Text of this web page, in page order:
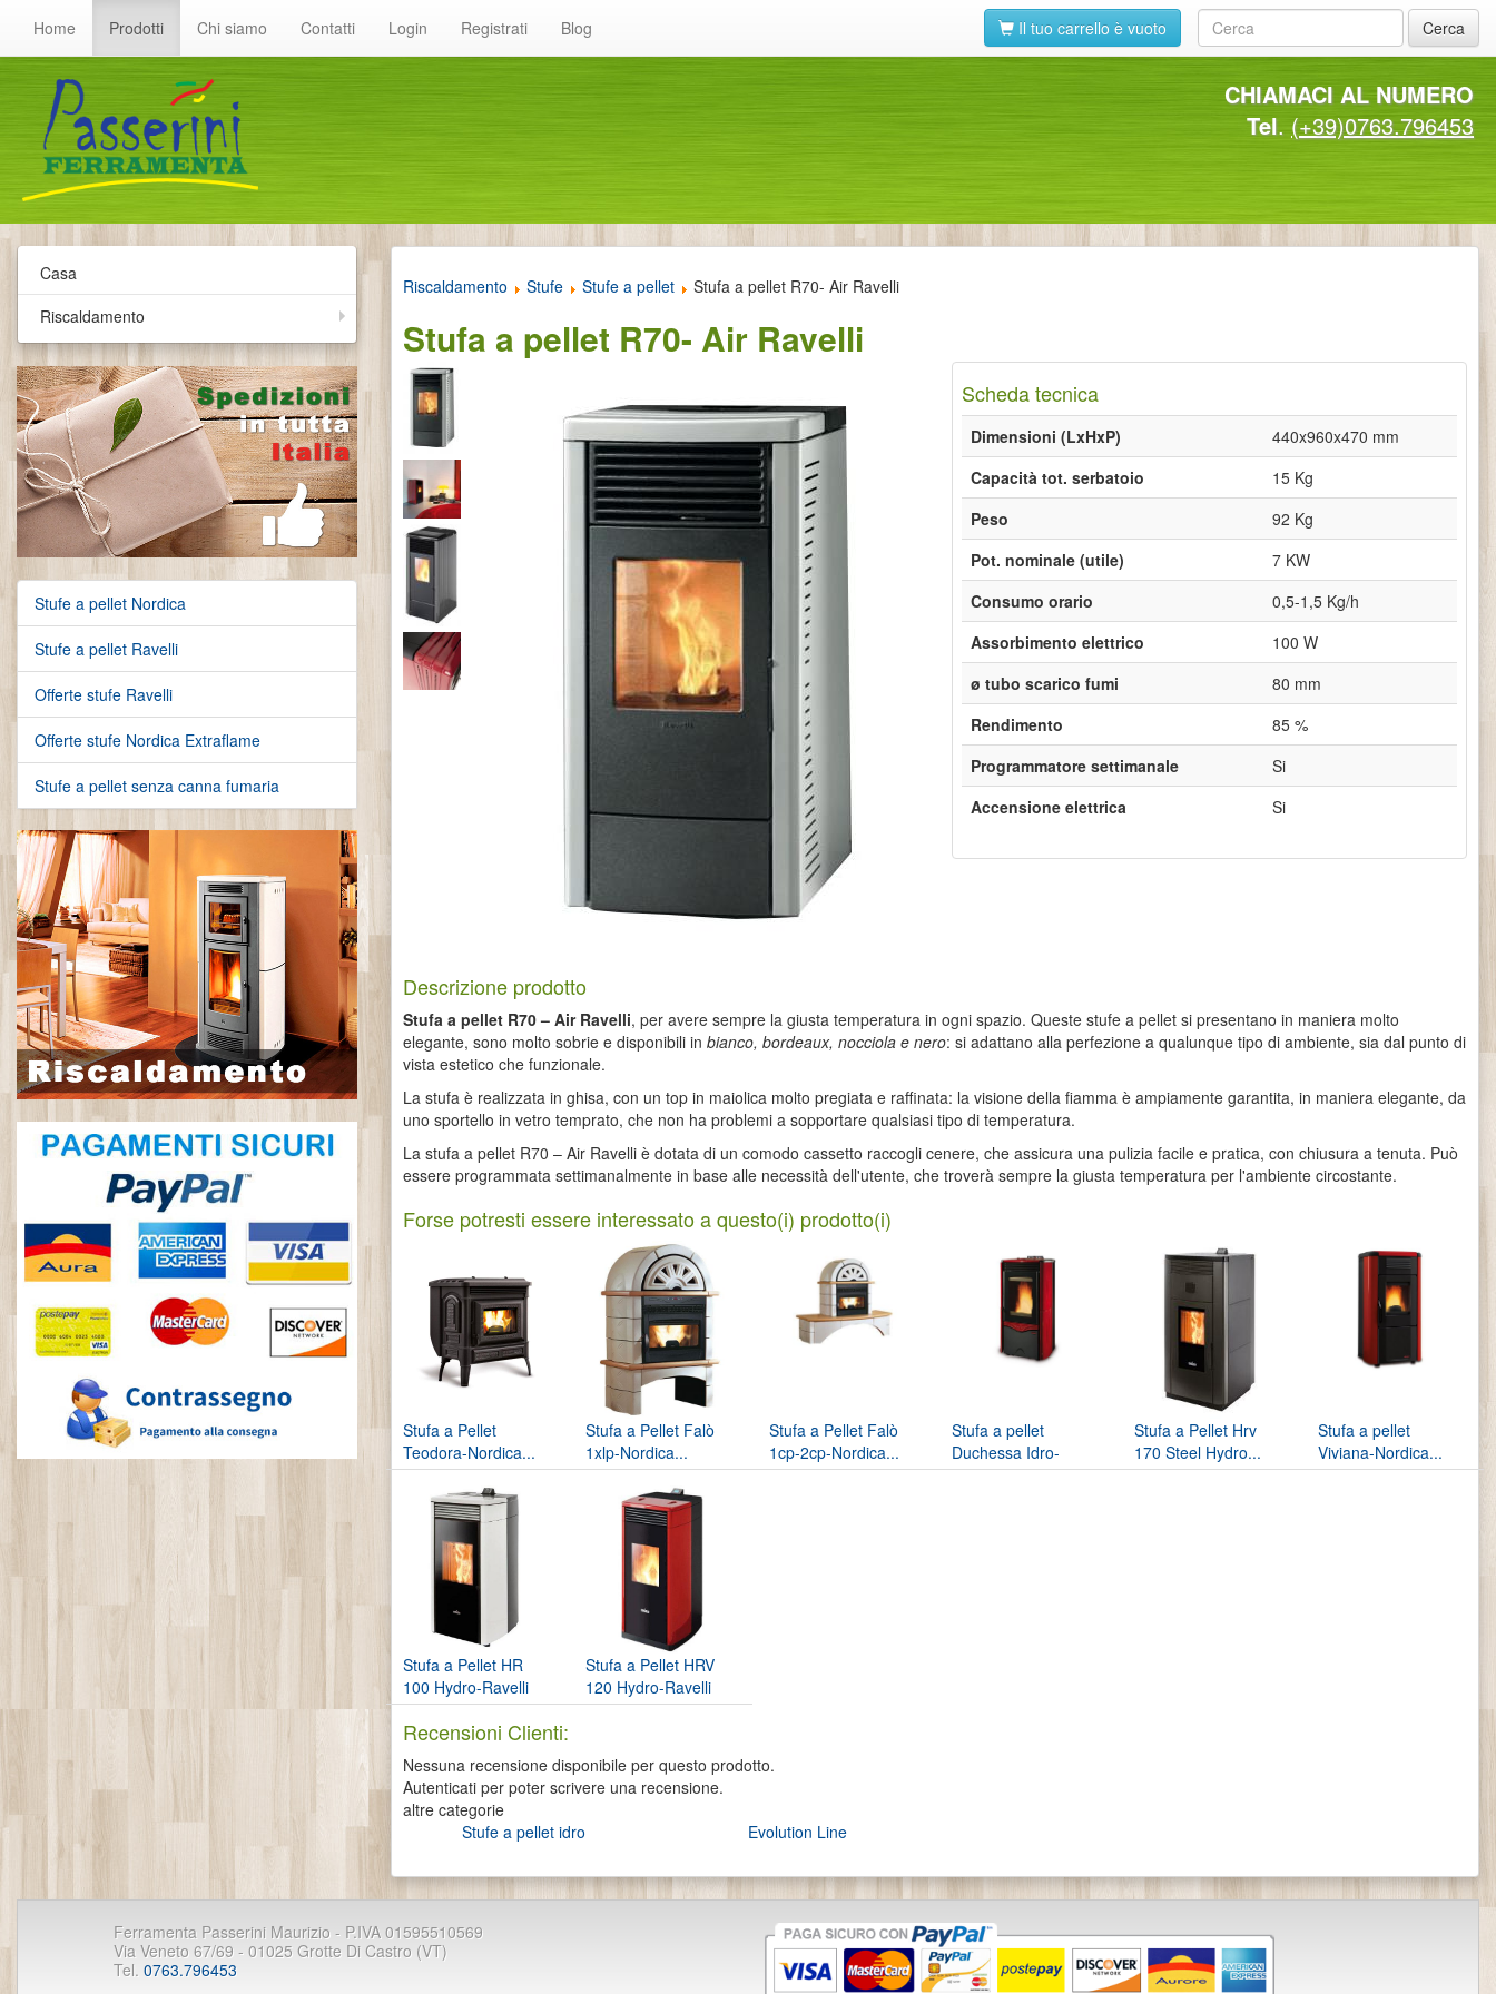
Cerca
Home Prodotti Chi siamo Contatti Login Registrati Blog Il tuo carrello è vuoto
CHIAMACI AL NUMERO
Tel. (+39)0763.796453
Casa
Riscaldamento
Stufe a pellet Nordica
Stufe a pellet Ravelli
Offerte stufe Ravelli
Offerte stufe Nordica Extraflame
Stufe a pellet senza canna fumaria
Riscaldamento Stufe Stufe a pellet Stufa a pellet R70- Air Ravelli
Stufa a pellet R70- Air Ravelli
Scheda tecnica
Dimensioni (LxHxP)
440x960x470 mm
Capacità tot. serbatoio
15 Kg
Peso
92 Kg
Pot. nominale (utile)
7 KW
Consumo orario
0,5-1,5 Kg/h
Assorbimento elettrico
100 W
ø tubo scarico fumi
80 mm
Rendimento
85 %
Programmatore settimanale
Si
Accensione elettrica
Si
Descrizione prodotto
Stufa a pellet R70 – Air Ravelli, per avere sempre la giusta temperatura in ogni spazio. Queste stufe a pellet si presentano in maniera molto
elegante, sono molto sobrie e disponibili in bianco, bordeaux, nocciola e nero: si adattano alla perfezione a qualunque tipo di ambiente, sia dal punto di
vista estetico che funzionale.
La stufa è realizzata in ghisa, con un top in maiolica molto pregiata e raffinata: la visione della fiamma è ampiamente garantita, in maniera elegante, da
uno sportello in vetro temprato, che non ha problemi a sopportare qualsiasi tipo di temperatura.
La stufa a pellet R70 – Air Ravelli è dotata di un comodo cassetto raccogli cenere, che assicura una pulizia facile e pratica, con chiusura a tenuta. Può
essere programmata settimanalmente in base alle necessità dell'utente, che troverà sempre la giusta temperatura per l'ambiente circostante.
Forse potresti essere interessato a questo(i) prodotto(i)
Stufa a Pellet
Teodora-Nordica...
Stufa a Pellet Falò
1xlp-Nordica...
Stufa a Pellet Falò
1cp-2cp-Nordica...
Stufa a pellet
Duchessa Idro-
Nordica...
Stufa a Pellet Hrv
170 Steel Hydro...
Stufa a pellet
Viviana-Nordica...
Stufa a Pellet HR
100 Hydro-Ravelli
Stufa a Pellet HRV
120 Hydro-Ravelli
Recensioni Clienti:
Nessuna recensione disponibile per questo prodotto.
Autenticati per poter scrivere una recensione.
altre categorie
Stufe a pellet idro
Evolution Line
Ferramenta Passerini Maurizio - P.IVA 01595510569
Via Veneto 67/69 - 01025 Grotte Di Castro (VT)
Tel. 0763.796453